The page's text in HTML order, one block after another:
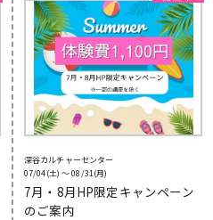
深谷カルチャーセンター
07/04(土) 〜 08/31(月)
7月・8月HP限定キャンペーン
のご案内